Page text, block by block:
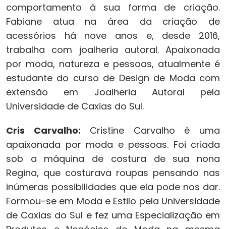
comportamento à sua forma de criação.
Fabiane atua na área da criação de
acessórios há nove anos e, desde 2016,
trabalha com joalheria autoral. Apaixonada
por moda, natureza e pessoas, atualmente é
estudante do curso de Design de Moda com
extensão em Joalheria Autoral pela
Universidade de Caxias do Sul.
Cris Carvalho: Cristine Carvalho é uma
apaixonada por moda e pessoas. Foi criada
sob a máquina de costura de sua nona
Regina, que costurava roupas pensando nas
inúmeras possibilidades que ela pode nos dar.
Formou-se em Moda e Estilo pela Universidade
de Caxias do Sul e fez uma Especialização em